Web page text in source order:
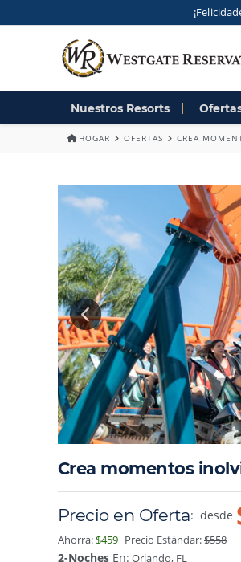
Nuestros Resorts
HOGAR OFERTAS CREA
Crea momentos
Precio en Oferta: desde
Ahorra:$459 Precio Estándar:$558
2-Noches En: Orlando, FL